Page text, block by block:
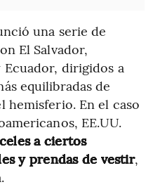
una serie de
El Salvador,
dirigidos a
equilibradas de
hemisferio. En el caso
EE.UU.
a ciertos
y prendas de vestir,